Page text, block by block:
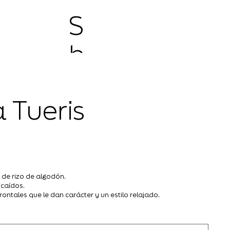
S
h
p
Tueris
rizo de algodón.
que le dan carácter y un estilo relajado.